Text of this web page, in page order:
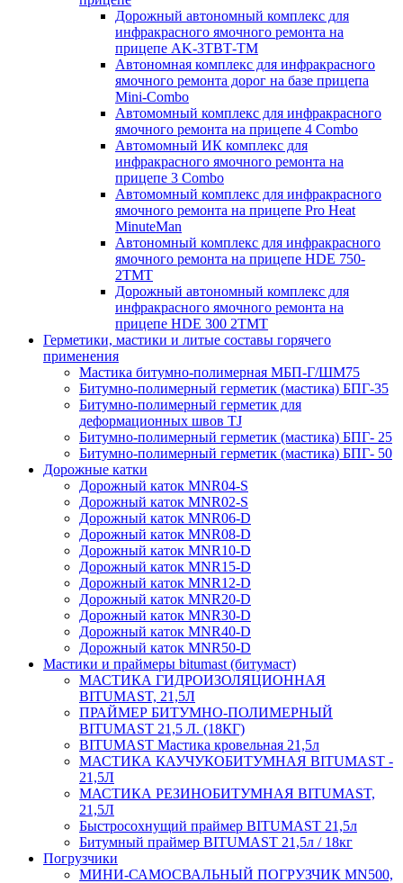
Дорожный автономный комплекс для
инфракрасного ямочного ремонта на
прицепе AK-3ТВТ-ТМ
Автономная комплекс для инфракрасного
ямочного ремонта дорог на базе прицепа
Mini-Combo
Автомомный комплекс для инфракрасного
ямочного ремонта на прицепе 4 Combo
Автомомный ИК комплекс для
инфракрасного ямочного ремонта на
прицепе 3 Combo
Автомомный комплекс для инфракрасного
ямочного ремонта на прицепе Pro Heat
MinuteMan
Автономный комплекс для инфракрасного
ямочного ремонта на прицепе HDE 750-
2TMT
Дорожный автономный комплекс для
инфракрасного ямочного ремонта на
прицепе HDE 300 2TMT
Герметики, мастики и литые составы горячего
применения
Мастика битумно-полимерная МБП-Г/ШМ75
Битумно-полимерный герметик (мастика) БПГ-35
Битумно-полимерный герметик для
деформационных швов TJ
Битумно-полимерный герметик (мастика) БПГ- 25
Битумно-полимерный герметик (мастика) БПГ- 50
Дорожные катки
Дорожный каток MNR04-S
Дорожный каток MNR02-S
Дорожный каток MNR06-D
Дорожный каток MNR08-D
Дорожный каток MNR10-D
Дорожный каток MNR15-D
Дорожный каток MNR12-D
Дорожный каток MNR20-D
Дорожный каток MNR30-D
Дорожный каток MNR40-D
Дорожный каток MNR50-D
Мастики и праймеры bitumast (битумаст)
МАСТИКА ГИДРОИЗОЛЯЦИОННАЯ
BITUMAST, 21,5Л
ПРАЙМЕР БИТУМНО-ПОЛИМЕРНЫЙ
BITUMAST 21,5 Л. (18КГ)
BITUMAST Мастика кровельная 21,5л
МАСТИКА КАУЧУКОБИТУМНАЯ BITUMAST -
21,5Л
МАСТИКА РЕЗИНОБИТУМНАЯ BITUMAST,
21,5Л
Быстросохнущий праймер BITUMAST 21,5л
Битумный праймер BITUMAST 21,5л / 18кг
Погрузчики
МИНИ-САМОСВАЛЬНЫЙ ПОГРУЗЧИК MN500,